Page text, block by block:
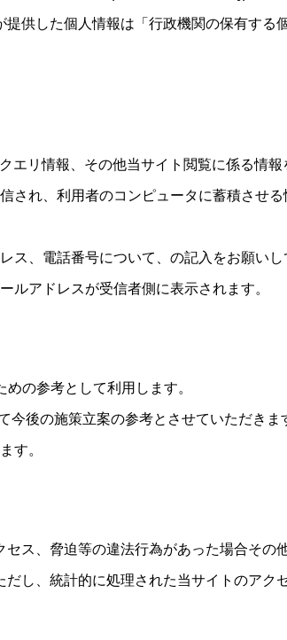
供した個人情報は「行政機関の保有する
リ情報、その他当サイト閲覧に係る情
され、利用者のコンピュータに蓄積させ
ス、電話番号について、の記入をお願い
アドレスが受信者側に表示されます。
の参考として利用します。
後の施策立案の参考とさせていただき
す。
ス、脅迫等の違法行為があった場合その
し、統計的に処理された当サイトのアク